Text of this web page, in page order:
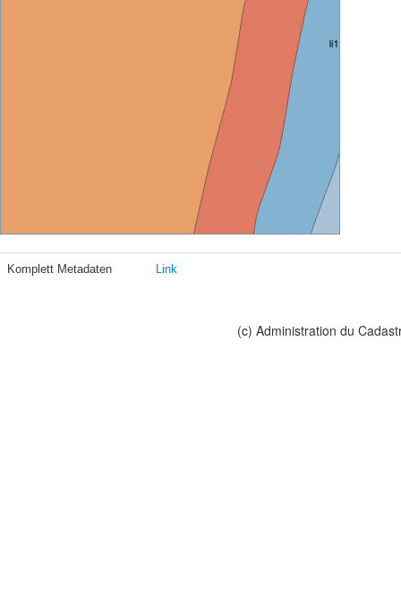
Komplett Metadaten Link
(c) Administration du